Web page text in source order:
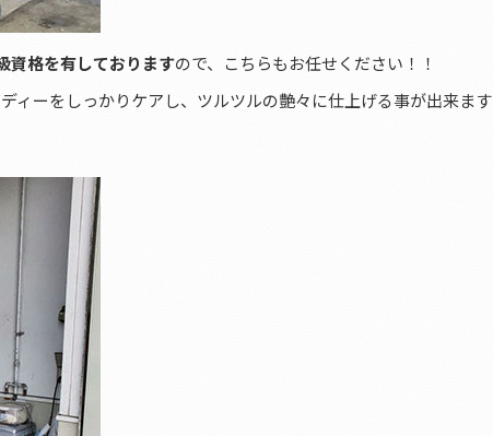
資格を有しておりますので、こちらもお任せください！！
ィーをしっかりケアし、ツルツルの艶々に仕上げる事が出来ま